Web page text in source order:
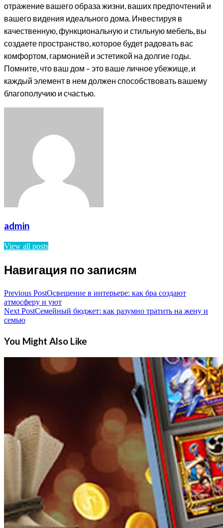
отражение вашего образа жизни, ваших предпочтений и
вашего видения идеального дома. Инвестируя в
качественную, функциональную и стильную мебель, вы
создаете пространство, которое будет радовать вас
комфортом, гармонией и эстетикой на долгие годы.
Помните, что ваш дом – это ваше личное убежище, и
каждый элемент в нем должен способствовать вашему
благополучию и счастью.
admin
View all posts
Навигация по записям
Previous PostОсвещение в интерьере: как бра создают
атмосферу и уют
Next PostСемейный бюджет: как разумно тратить на жену и
семью
You Might Also Like